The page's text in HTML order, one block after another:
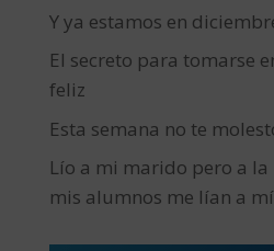
Y ya estamos en
El secreto para tomarse
feliz
Esta semana no te
Lío a mi marido pero a la
mis alumnos me lían a mí